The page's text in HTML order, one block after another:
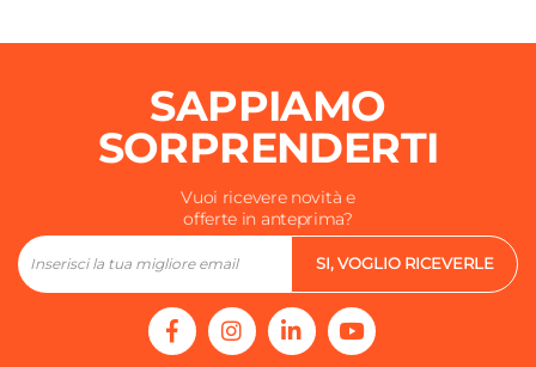
SAPPIAMO
SORPRENDERTI
Vuoi ricevere novità e
offerte in anteprima?
SI, VOGLIO RICEVERLE